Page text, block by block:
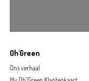
Oh'Green
Ons verhaal